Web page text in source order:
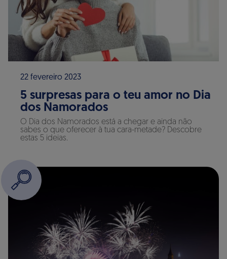
22 fevereiro 2023
5 surpresas para o teu amor no Dia
dos Namorados
O Dia dos Namorados está a chegar e ainda não
sabes o que oferecer à tua cara-metade? Descobre
estas 5 ideias.